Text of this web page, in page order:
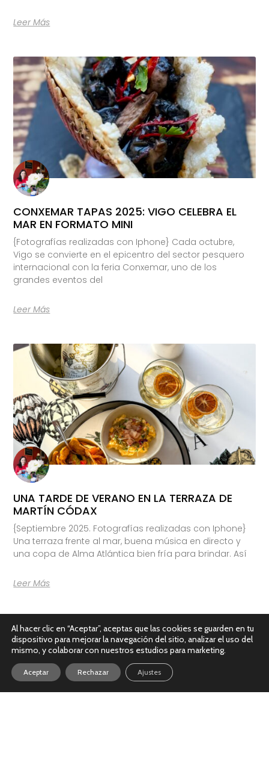
Leer Más
CONXEMAR TAPAS 2025: VIGO CELEBRA EL
MAR EN FORMATO MINI
{Fotografías realizadas con Iphone} Cada octubre,
Vigo se convierte en el epicentro del sector pesquero
internacional con la feria Conxemar, uno de los
grandes eventos del
Leer Más
UNA TARDE DE VERANO EN LA TERRAZA DE
MARTÍN CÓDAX
{Septiembre 2025. Fotografías realizadas con Iphone}
Una terraza frente al mar, buena música en directo y
una copa de Alma Atlántica bien fría para brindar. Así
Leer Más
Al hacer clic en “Aceptar”, aceptas que las cookies se guarden en tu
dispositivo para mejorar la navegación del sitio, analizar el uso del
mismo, y colaborar con nuestros estudios para marketing.
Aceptar Rechazar Ajustes